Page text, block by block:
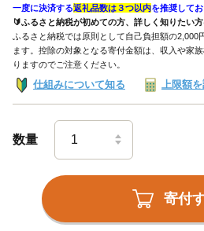
一度に決済する返礼品数は３つ以内を推奨してお
🔰ふるさと納税が初めての方、詳しく知りたい
ふるさと納税では原則として自己負担額の2,000
ます。控除の対象となる寄付金額は、収入や家
りますのでご注意ください。
仕組みについて知る 上限額
数量
寄付